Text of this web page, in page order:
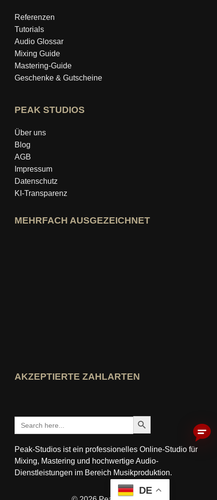
Referenzen
Tutorials
Audio Glossar
Mixing Guide
Mastering‑Guide
Geschenke & Gutscheine
PEAK STUDIOS
Über uns
Blog
AGB
Impressum
Datenschutz
KI-Transparenz
MEHRFACH AUSGEZEICHNET
AKZEPTIERTE ZAHLARTEN
Search
for:
Search Button
Peak-Studios ist ein professionelles Online-Studio für
Mixing, Mastering und hochwertige Audio-
Dienstleistungen im Bereich Musikproduktion.
DE